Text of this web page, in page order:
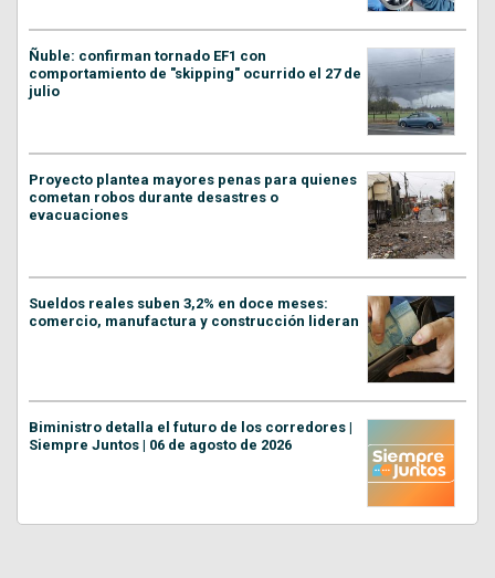
Ñuble: confirman tornado EF1 con
comportamiento de "skipping" ocurrido el 27 de
julio
Proyecto plantea mayores penas para quienes
cometan robos durante desastres o
evacuaciones
Sueldos reales suben 3,2% en doce meses:
comercio, manufactura y construcción lideran
Biministro detalla el futuro de los corredores |
Siempre Juntos | 06 de agosto de 2026